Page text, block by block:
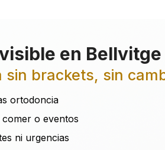
en Bellvitge
sin brackets, sin
ortodoncia
o eventos
ni urgencias